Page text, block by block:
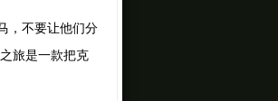
，不要让他们分
旅是一款把克